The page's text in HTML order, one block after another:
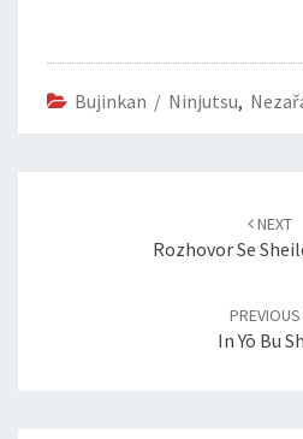
Bujinkan / Ninjutsu,
NEXT
Rozhovor Se
PREVIOUS
In Yō Bu